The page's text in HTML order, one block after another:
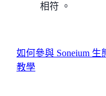
相符 。
如何參與 Soneium 生
教學